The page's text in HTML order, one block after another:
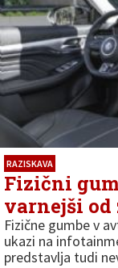
RAZISKAVA
Fizični
varnejši od
Fizične gumbe v
ukazi na
predstavlja tudi